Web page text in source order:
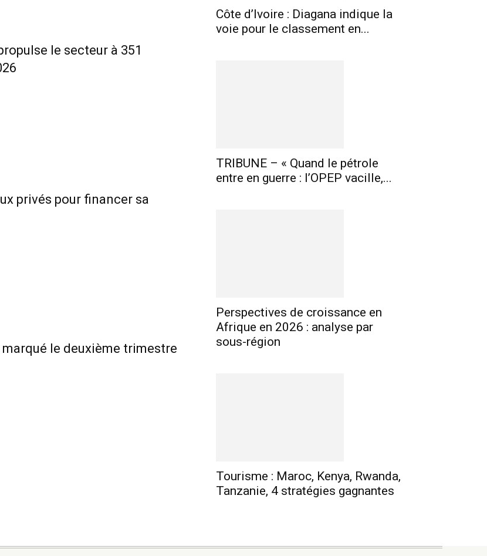
le secteur à 351
privés pour financer sa
le deuxième trimestre
Côte d’Ivoire : Diagana indique la
voie pour le classement en...
TRIBUNE – « Quand le pétrole
entre en guerre : l’OPEP vacille,...
Perspectives de croissance en
Afrique en 2026 : analyse par
sous-région
Tourisme : Maroc, Kenya, Rwanda,
Tanzanie, 4 stratégies gagnantes